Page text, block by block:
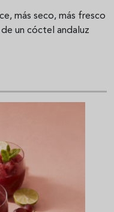
más seco, más fresco
un cóctel andaluz